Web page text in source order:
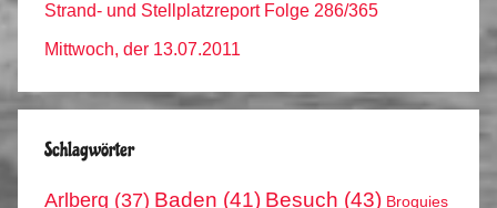
Strand- und Stellplatzreport Folge 286/365
Mittwoch, der 13.07.2011
Schlagwörter
Arlberg (37) Baden (41) Besuch (43) Broquies